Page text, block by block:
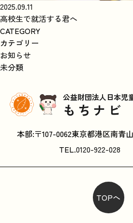
2025.09.11
高校生で就活する君へ
CATEGORY
カテゴリー
お知らせ
未分類
公益財団法人日本児
もちナビ
本部:〒107-0062東京都港区南青
TEL.0120-922-028
TOPへ